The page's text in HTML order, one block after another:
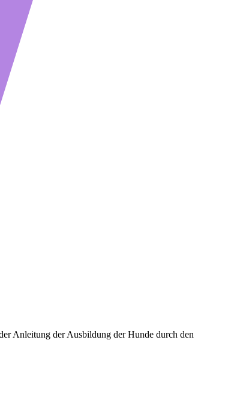
Anleitung der Ausbildung der Hunde durch den